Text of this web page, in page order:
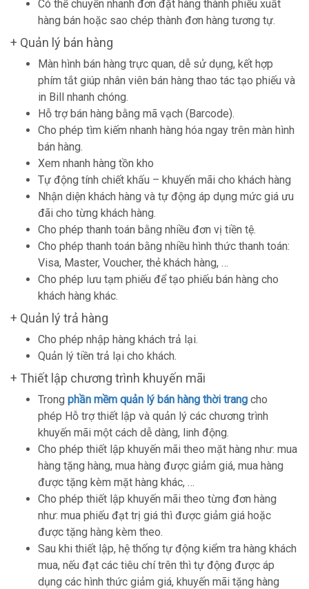
Có thể chuyển nhanh đơn đặt hàng thành phiếu xuất
hàng bán hoặc sao chép thành đơn hàng tương tự.
+ Quản lý bán hàng
Màn hình bán hàng trực quan, dễ sử dụng, kết hợp
phím tắt giúp nhân viên bán hàng thao tác tạo phiếu và
in Bill nhanh chóng.
Hỗ trợ bán hàng bằng mã vạch (Barcode).
Cho phép tìm kiếm nhanh hàng hóa ngay trên màn hình
bán hàng.
Xem nhanh hàng tồn kho
Tự động tính chiết khấu – khuyến mãi cho khách hàng
Nhận diện khách hàng và tự động áp dụng mức giá ưu
đãi cho từng khách hàng.
Cho phép thanh toán bằng nhiều đơn vị tiền tệ.
Cho phép thanh toán bằng nhiều hình thức thanh toán:
Visa, Master, Voucher, thẻ khách hàng, …
Cho phép lưu tạm phiếu để tạo phiếu bán hàng cho
khách hàng khác.
+ Quản lý trả hàng
Cho phép nhập hàng khách trả lại.
Quản lý tiền trả lại cho khách.
+ Thiết lập chương trình khuyến mãi
Trong phần mềm quản lý bán hàng thời trang cho
phép Hỗ trợ thiết lập và quản lý các chương trình
khuyến mãi một cách dễ dàng, linh động.
Cho phép thiết lập khuyến mãi theo mặt hàng như: mua
hàng tặng hàng, mua hàng được giảm giá, mua hàng
được tặng kèm mặt hàng khác, …
Cho phép thiết lập khuyến mãi theo từng đơn hàng
như: mua phiếu đạt trị giá thì được giảm giá hoặc
được tặng hàng kèm theo.
Sau khi thiết lập, hệ thống tự động kiểm tra hàng khách
mua, nếu đạt các tiêu chí trên thì tự động được áp
dụng các hình thức giảm giá, khuyến mãi tặng hàng